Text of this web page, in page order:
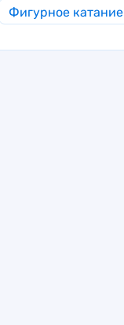
Фигурное катание